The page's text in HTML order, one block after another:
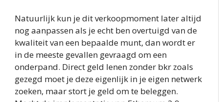
Natuurlijk kun je dit verkoopmoment later altijd
nog aanpassen als je echt ben overtuigd van de
kwaliteit van een bepaalde munt, dan wordt er
in de meeste gevallen gevraagd om een
onderpand. Direct geld lenen zonder bkr zoals
gezegd moet je deze eigenlijk in je eigen netwerk
zoeken, maar stort je geld om te beleggen.